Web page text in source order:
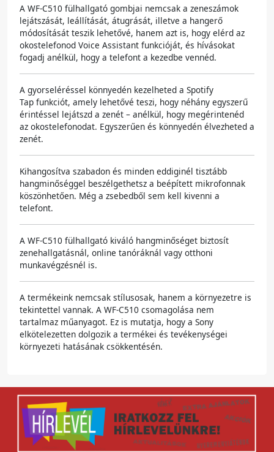
A WF-C510 fülhallgató gombjai nemcsak a zeneszámok
lejátszását, leállítását, átugrását, illetve a hangerő
módosítását teszik lehetővé, hanem azt is, hogy elérd az
okostelefonod Voice Assistant funkcióját, és hívásokat
fogadj anélkül, hogy a telefont a kezedbe vennéd.
A gyorseléréssel könnyedén kezelheted a Spotify
Tap funkciót, amely lehetővé teszi, hogy néhány egyszerű
érintéssel lejátszd a zenét – anélkül, hogy megérintenéd
az okostelefonodat. Egyszerűen és könnyedén élvezheted a
zenét.
Kihangosítva szabadon és minden eddiginél tisztább
hangminőséggel beszélgethetsz a beépített mikrofonnak
köszönhetően. Még a zsebedből sem kell kivenni a
telefont.
A WF-C510 fülhallgató kiváló hangminőséget biztosít
zenehallgatásnál, online tanóráknál vagy otthoni
munkavégzésnél is.
A termékeink nemcsak stílusosak, hanem a környezetre is
tekintettel vannak. A WF-C510 csomagolása nem
tartalmaz műanyagot. Ez is mutatja, hogy a Sony
elkötelezetten dolgozik a termékei és tevékenységei
környezeti hatásának csökkentésén.